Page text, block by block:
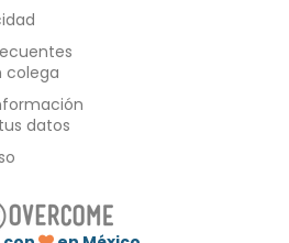
colega
datos